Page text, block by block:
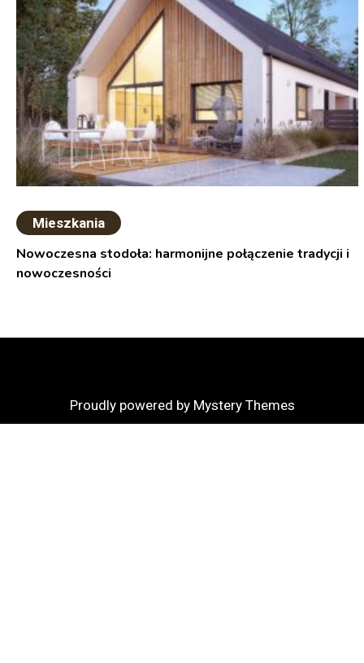
Mieszkania
Nowoczesna stodoła: harmonijne połączenie tradycji i
nowoczesności
Proudly powered by Mystery Themes